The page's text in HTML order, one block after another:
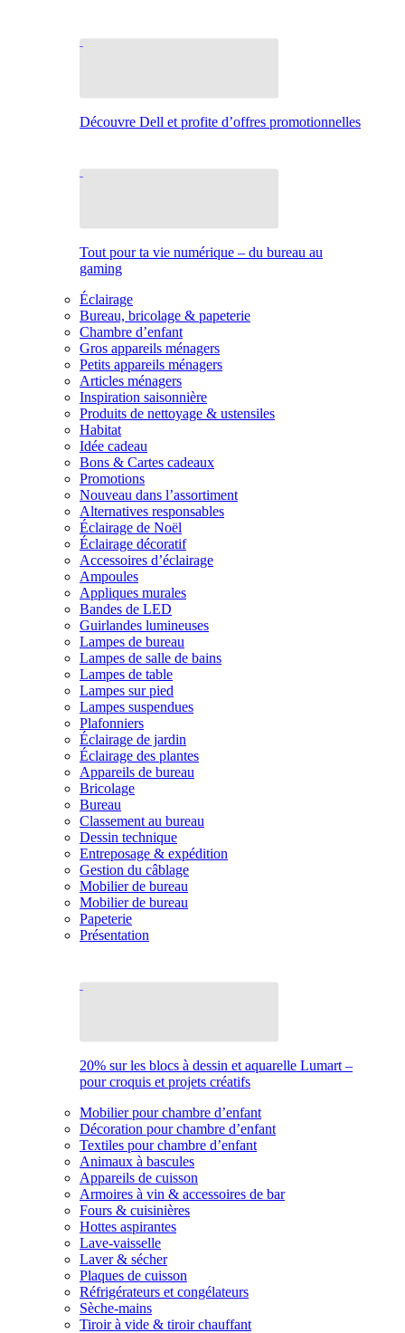
Découvre Dell et profite d’offres promotionnelles
Tout pour ta vie numérique – du bureau au
gaming
Éclairage
Bureau, bricolage & papeterie
Chambre d’enfant
Gros appareils ménagers
Petits appareils ménagers
Articles ménagers
Inspiration saisonnière
Produits de nettoyage & ustensiles
Habitat
Idée cadeau
Bons & Cartes cadeaux
Promotions
Nouveau dans l’assortiment
Alternatives responsables
Éclairage de Noël
Éclairage décoratif
Accessoires d’éclairage
Ampoules
Appliques murales
Bandes de LED
Guirlandes lumineuses
Lampes de bureau
Lampes de salle de bains
Lampes de table
Lampes sur pied
Lampes suspendues
Plafonniers
Éclairage de jardin
Éclairage des plantes
Appareils de bureau
Bricolage
Bureau
Classement au bureau
Dessin technique
Entreposage & expédition
Gestion du câblage
Mobilier de bureau
Mobilier de bureau
Papeterie
Présentation
20% sur les blocs à dessin et aquarelle Lumart –
pour croquis et projets créatifs
Mobilier pour chambre d’enfant
Décoration pour chambre d’enfant
Textiles pour chambre d’enfant
Animaux à bascules
Appareils de cuisson
Armoires à vin & accessoires de bar
Fours & cuisinières
Hottes aspirantes
Lave-vaisselle
Laver & sécher
Plaques de cuisson
Réfrigérateurs et congélateurs
Sèche-mains
Tiroir à vide & tiroir chauffant